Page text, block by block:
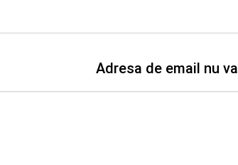
Adresa de email nu